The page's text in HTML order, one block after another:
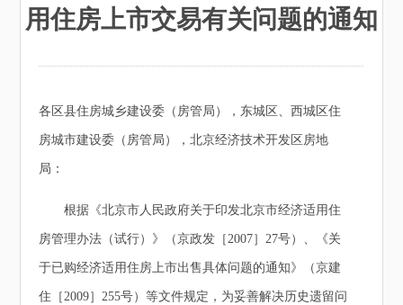
用住房上市交易有关问题的通知
各区县住房城乡建设委（房管局），东城区、西城区住
房城市建设委（房管局），北京经济技术开发区房地
局：
根据《北京市人民政府关于印发北京市经济适用住
房管理办法（试行）》（京政发［2007］27号）、《关
于已购经济适用住房上市出售具体问题的通知》（京建
住［2009］255号）等文件规定，为妥善解决历史遗留问